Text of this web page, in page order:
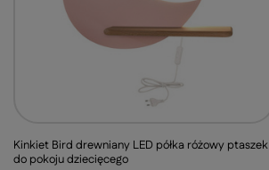
Kinkiet Bird drewniany LED półka różowy ptaszek
do pokoju dziecięcego